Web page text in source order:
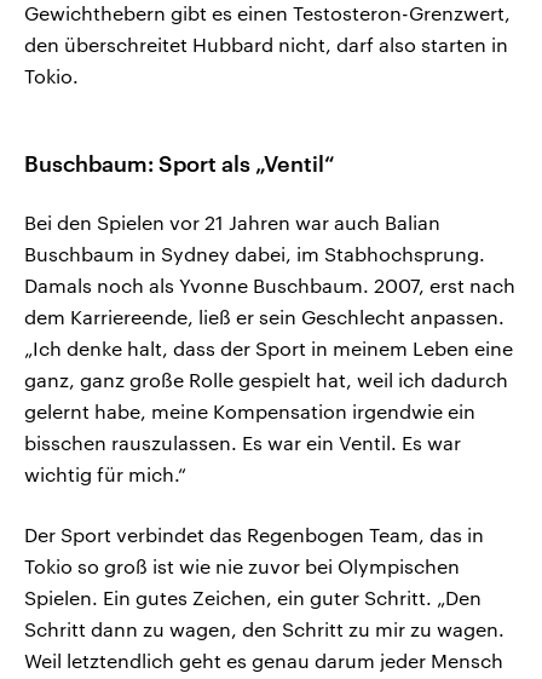
Gewichthebern gibt es einen Testosteron-Grenzwert,
den überschreitet Hubbard nicht, darf also starten in
Tokio.
Buschbaum: Sport als „Ventil“
Bei den Spielen vor 21 Jahren war auch Balian
Buschbaum in Sydney dabei, im Stabhochsprung.
Damals noch als Yvonne Buschbaum. 2007, erst nach
dem Karriereende, ließ er sein Geschlecht anpassen.
„Ich denke halt, dass der Sport in meinem Leben eine
ganz, ganz große Rolle gespielt hat, weil ich dadurch
gelernt habe, meine Kompensation irgendwie ein
bisschen rauszulassen. Es war ein Ventil. Es war
wichtig für mich.“
Der Sport verbindet das Regenbogen Team, das in
Tokio so groß ist wie nie zuvor bei Olympischen
Spielen. Ein gutes Zeichen, ein guter Schritt. „Den
Schritt dann zu wagen, den Schritt zu mir zu wagen.
Weil letztendlich geht es genau darum jeder Mensch